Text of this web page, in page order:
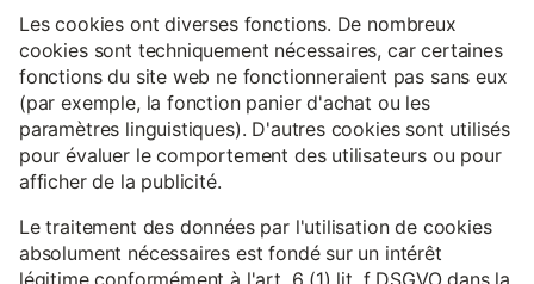
Les cookies ont diverses fonctions. De nombreux
cookies sont techniquement nécessaires, car certaines
fonctions du site web ne fonctionneraient pas sans eux
(par exemple, la fonction panier d'achat ou les
paramètres linguistiques). D'autres cookies sont utilisés
pour évaluer le comportement des utilisateurs ou pour
afficher de la publicité.
Le traitement des données par l'utilisation de cookies
absolument nécessaires est fondé sur un intérêt
légitime conformément à l'art. 6 (1) lit. f DSGVO dans la